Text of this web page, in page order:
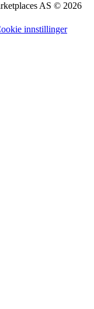
AS © 2026
innstillinger